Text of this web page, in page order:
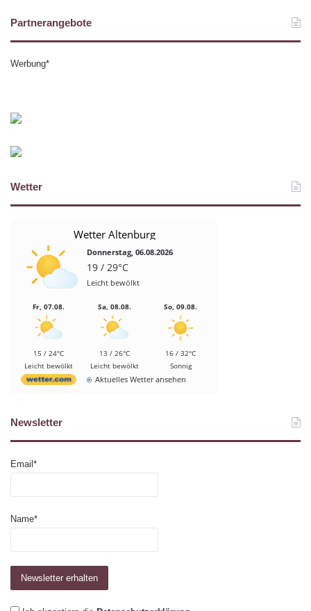
Partnerangebote
Werbung*
Wetter
Wetter Altenburg
Donnerstag, 06.08.2026
19 / 29°C
Leicht bewölkt
Fr, 07.08.
15 / 24°C
Leicht bewölkt
Sa, 08.08.
13 / 26°C
Leicht bewölkt
So, 09.08.
16 / 32°C
Sonnig
Aktuelles Wetter ansehen
Newsletter
Email*
Name*